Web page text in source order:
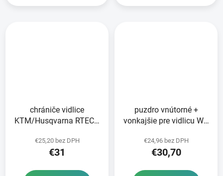
chrániče vidlice
KTM/Husqvarna RTECH
€25,20 bez DPH
€31
puzdro vnútorné +
vonkajšie pre vidlicu WP
€24,96 bez DPH
€30,70